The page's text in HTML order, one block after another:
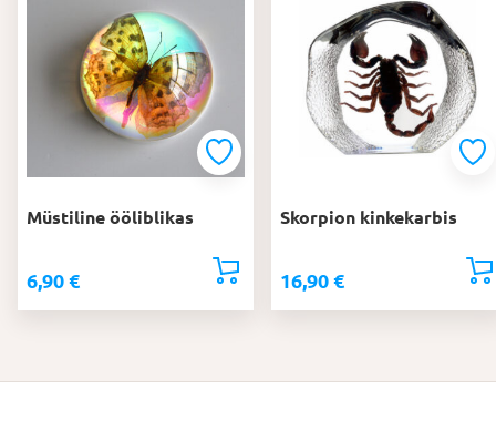
Müstiline ööliblikas
6,90 €
Skorpion kinkekarbis
16,90 €